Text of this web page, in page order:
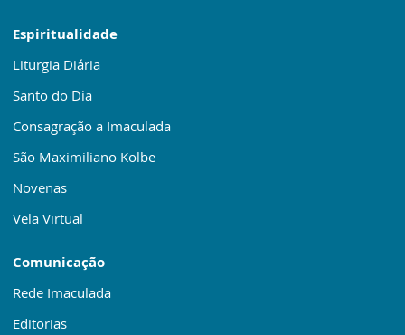
Espiritualidade
Liturgia Diária
Santo do Dia
Consagração a Imaculada
São Maximiliano Kolbe
Novenas
Vela Virtual
Comunicação
Rede Imaculada
Editorias